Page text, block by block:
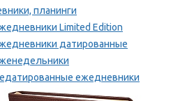
планинги
Limited Edition
датированные
ежедневники